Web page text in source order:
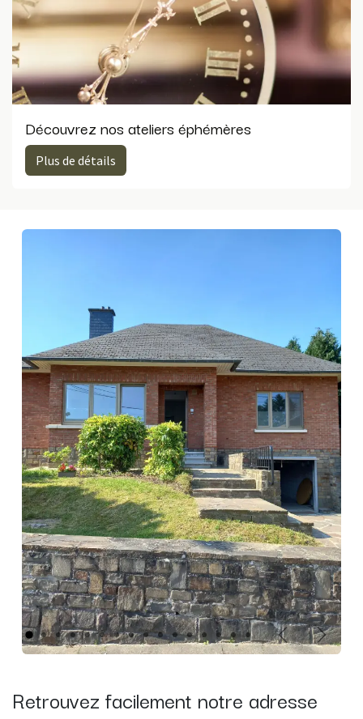
Découvrez nos ateliers éphémères
Plus de dé​​tails
PrécédentSuivant
Retrouvez facilement notre adresse